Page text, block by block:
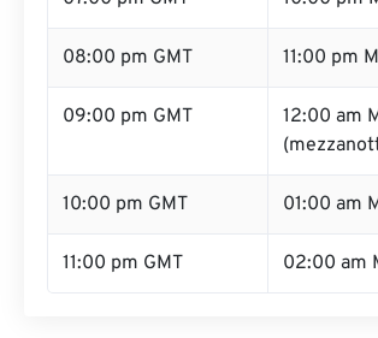
08:00 pm GMT 11:00 pm
09:00 pm GMT
12:00 am
10:00 pm GMT 01:00 am
11:00 pm GMT 02:00 am